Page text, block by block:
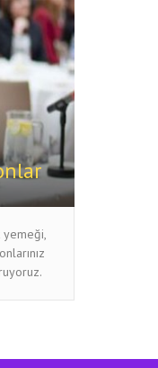
yemeği,